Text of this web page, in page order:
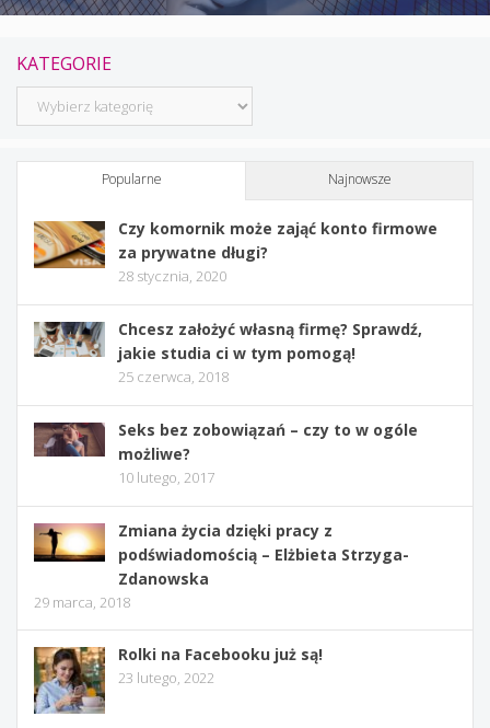
KATEGORIE
Kategorie
Popularne Najnowsze
Czy komornik może zająć konto firmowe
za prywatne długi?
28 stycznia, 2020
Chcesz założyć własną firmę? Sprawdź,
jakie studia ci w tym pomogą!
25 czerwca, 2018
Seks bez zobowiązań – czy to w ogóle
możliwe?
10 lutego, 2017
Zmiana życia dzięki pracy z
podświadomością – Elżbieta Strzyga-
Zdanowska
29 marca, 2018
Rolki na Facebooku już są!
23 lutego, 2022